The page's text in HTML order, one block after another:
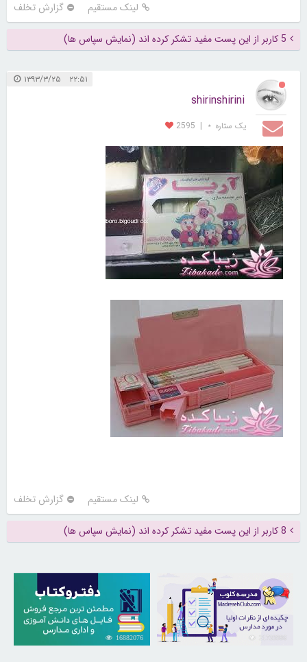
لینک مستقیم گزارش تخلف
5 کاربر از این پست مفید تشکر کرده اند (نمایش سپاس ها)
۲۲:۵۱ ۱۳۹۳/۳/۲۵
shirinshirini
یک ستاره ⋆ |
2595
لینک مستقیم گزارش تخلف
8 کاربر از این پست مفید تشکر کرده اند (نمایش سپاس ها)
16882076